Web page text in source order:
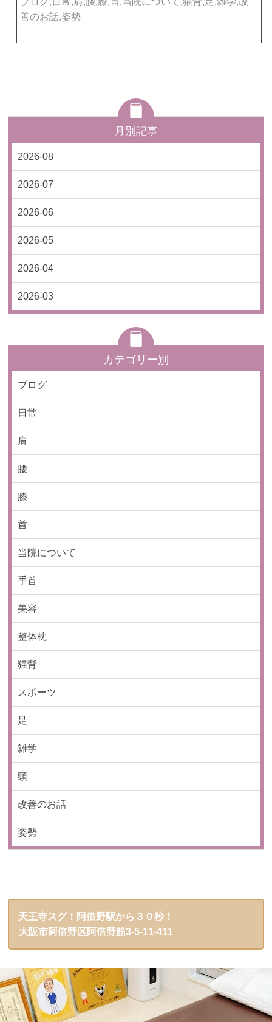
善のお話,姿勢
月別記事
2026-08
2026-07
2026-06
2026-05
2026-04
2026-03
カテゴリー別
ブログ
日常
肩
腰
膝
首
当院について
手首
美容
整体枕
猫背
スポーツ
足
雑学
頭
改善のお話
姿勢
天王寺スグ！阿倍野駅から３０秒！
大阪市阿倍野区阿倍野筋3-5-11-411